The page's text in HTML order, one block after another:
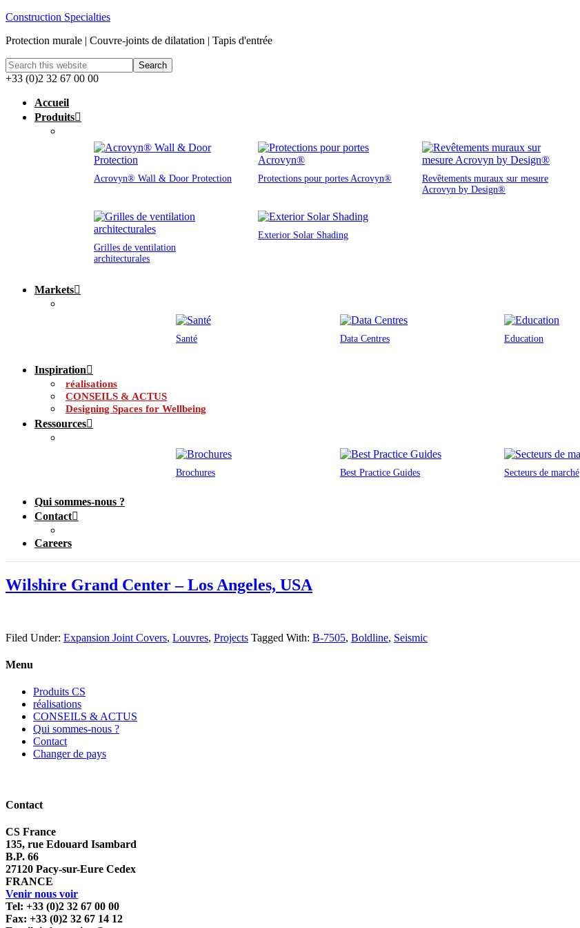
Construction Specialties
Protection murale | Couvre-joints de dilatation | Tapis d'entrée
+33 (0)2 32 67 00 00
Accueil
Produits
Acrovyn® Wall & Door Protection Protections pour portes Acrovyn®
Revêtements muraux sur mesure
Acrovyn by Design®
Grilles de ventilation
architecturales
Exterior Solar Shading
Markets
Santé Data Centres Education
Inspiration
réalisations
CONSEILS & ACTUS
Designing Spaces for Wellbeing
Ressources
Brochures Best Practice Guides Secteurs de marché
Qui sommes-nous ?
Contact
Careers
Wilshire Grand Center – Los Angeles, USA
Filed Under: Expansion Joint Covers, Louvres, Projects Tagged With: B-7505, Boldline, Seismic
Menu
Produits CS
réalisations
CONSEILS & ACTUS
Qui sommes-nous ?
Contact
Changer de pays
Contact
CS France
135, rue Edouard Isambard
B.P. 66
27120 Pacy-sur-Eure Cedex
FRANCE
Venir nous voir
Tel: +33 (0)2 32 67 00 00
Fax: +33 (0)2 32 67 14 12